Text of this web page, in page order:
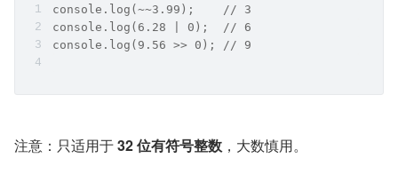
console.log(~~3.99);    // 3
console.log(6.28 | 0);  // 6
console.log(9.56 >> 0); // 9
注意：只适用于 32 位有符号整数 ，大数慎用。